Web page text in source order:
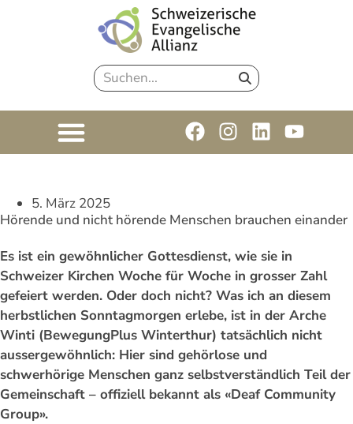
5. März 2025
Hörende und nicht hörende Menschen brauchen einander
Es ist ein gewöhnlicher Gottesdienst, wie sie in
Schweizer Kirchen Woche für Woche in grosser Zahl
gefeiert werden. Oder doch nicht? Was ich an diesem
herbstlichen Sonntagmorgen erlebe, ist in der Arche
Winti (BewegungPlus Winterthur) tatsächlich nicht
aussergewöhnlich: Hier sind gehörlose und
schwerhörige Menschen ganz selbstverständlich Teil der
Gemeinschaft – offiziell bekannt als «Deaf Community
Group».